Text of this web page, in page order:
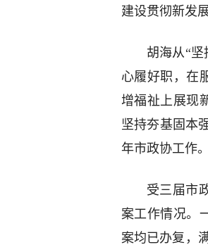
建设贯彻新发
胡海从“
心履好职，在
增福祉上展现
坚持夯基固本
年市政协工作。
受三届市
案工作情况。
案均已办复，